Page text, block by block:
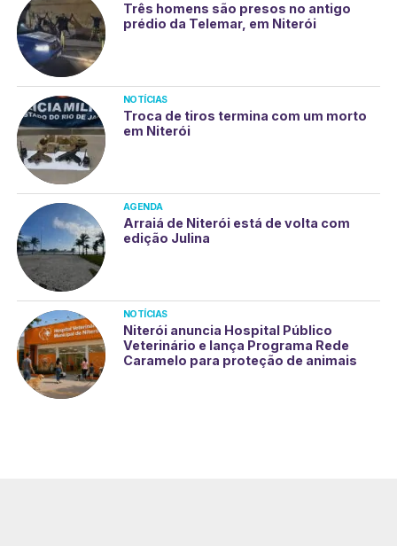
Três homens são presos no antigo
prédio da Telemar, em Niterói
NOTÍCIAS
Troca de tiros termina com um morto
em Niterói
AGENDA
Arraiá de Niterói está de volta com
edição Julina
NOTÍCIAS
Niterói anuncia Hospital Público
Veterinário e lança Programa Rede
Caramelo para proteção de animais